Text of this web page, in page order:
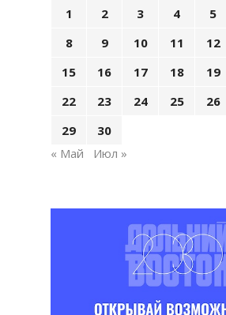
1 2 3 4 5
8
9 10 11 12
15
16 17 18 19
22
23 24 25 26
29
30
« Май
Июл »